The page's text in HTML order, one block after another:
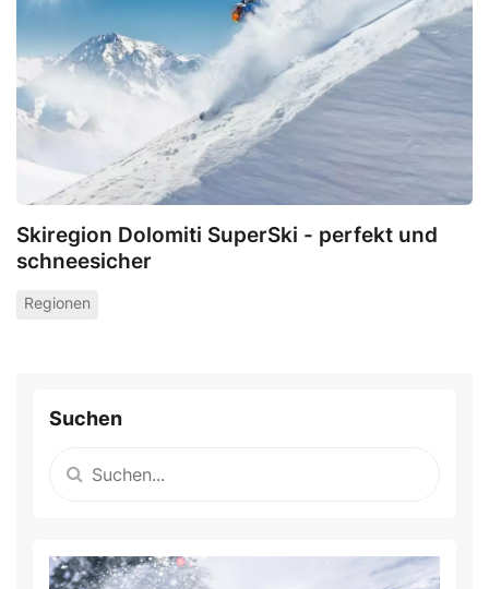
Skiregion Dolomiti SuperSki - perfekt und
schneesicher
Regionen
Suchen